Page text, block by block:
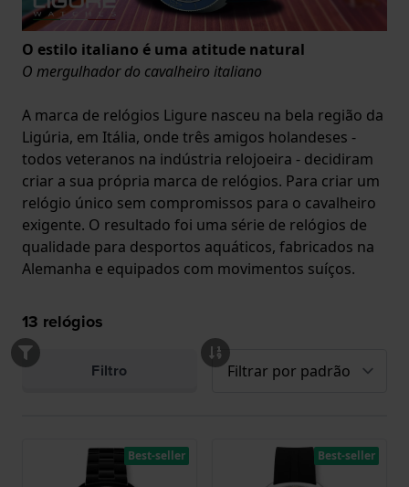
O estilo italiano é uma atitude natural
O mergulhador do cavalheiro italiano
A marca de relógios Ligure nasceu na bela região da
Ligúria, em Itália, onde três amigos holandeses -
todos veteranos na indústria relojoeira - decidiram
criar a sua própria marca de relógios. Para criar um
relógio único sem compromissos para o cavalheiro
exigente. O resultado foi uma série de relógios de
qualidade para desportos aquáticos, fabricados na
Alemanha e equipados com movimentos suíços.
13 relógios
Filtro
Best-seller Best-seller